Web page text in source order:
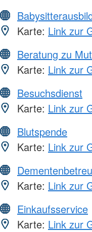
Karte: Link zur
Beratung zu
Karte: Link zur
Besuchsdienst
Karte: Link zur
Blutspende
Karte: Link zur
Karte: Link zur
Einkaufsservice
Karte: Link zur